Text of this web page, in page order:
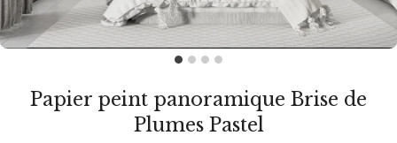
Papier peint panoramique Brise de
Plumes Pastel